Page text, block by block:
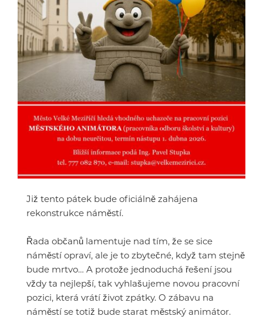
Již tento pátek bude oficiálně zahájena
rekonstrukce náměstí.
Řada občanů lamentuje nad tím, že se sice
náměstí opraví, ale je to zbytečné, když tam stejně
bude mrtvo… A protože jednoduchá řešení jsou
vždy ta nejlepší, tak vyhlašujeme novou pracovní
pozici, která vrátí život zpátky. O zábavu na
náměstí se totiž bude starat městský animátor.